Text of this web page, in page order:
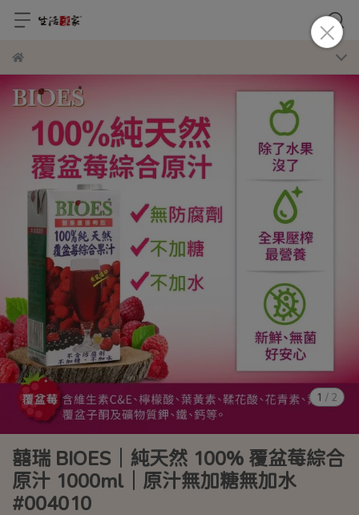
1 / 2
囍瑞 BIOES｜純天然 100% 覆盆莓綜合
原汁 1000ml｜原汁無加糖無加水
#004010